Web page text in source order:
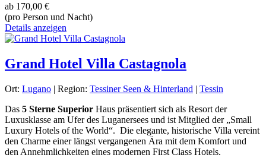
ab 170,00 €
(pro Person und Nacht)
Details anzeigen
Grand Hotel Villa Castagnola
Ort: Lugano | Region: Tessiner Seen & Hinterland | Tessin
Das 5 Sterne Superior Haus präsentiert sich als Resort der
Luxusklasse am Ufer des Luganersees und ist Mitglied der „Small
Luxury Hotels of the World“. Die elegante, historische Villa vereint
den Charme einer längst vergangenen Ära mit dem Komfort und
den Annehmlichkeiten eines modernen First Class Hotels.